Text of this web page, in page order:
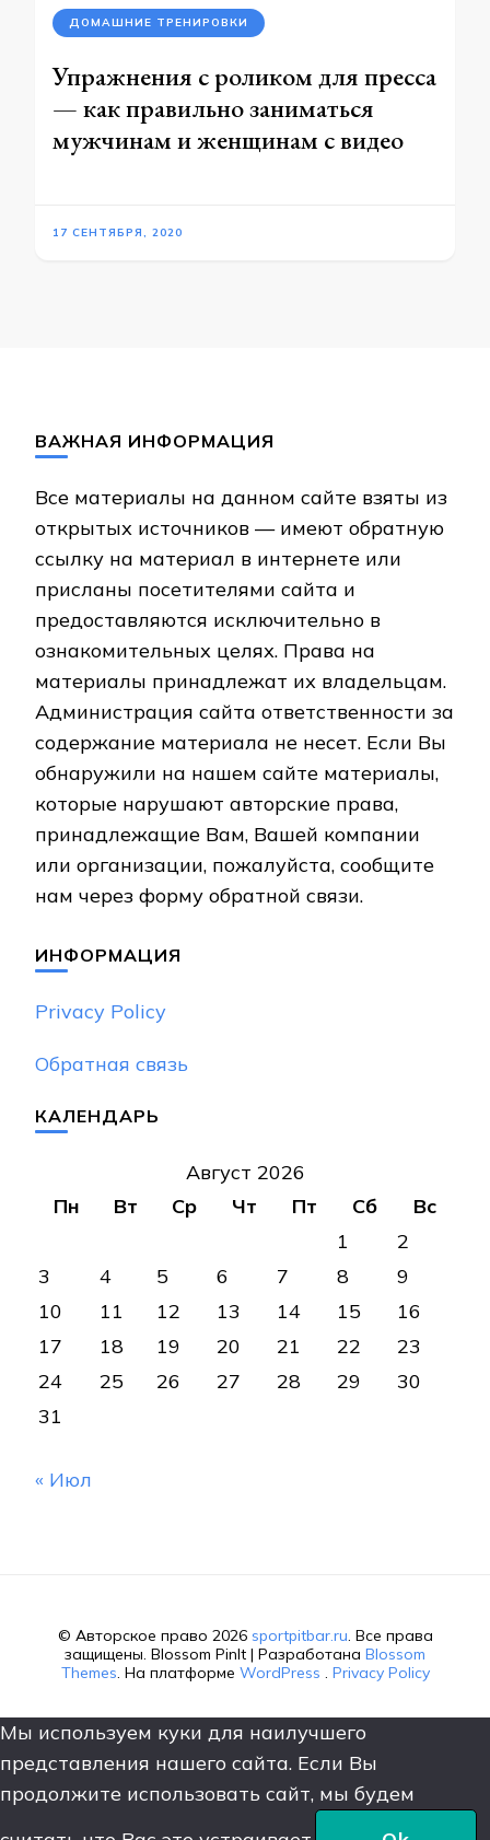
ДОМАШНИЕ ТРЕНИРОВКИ
Упражнения с роликом для пресса
— как правильно заниматься
мужчинам и женщинам с видео
17 СЕНТЯБРЯ, 2020
ВАЖНАЯ ИНФОРМАЦИЯ
Все материалы на данном сайте взяты из
открытых источников — имеют обратную
ссылку на материал в интернете или
присланы посетителями сайта и
предоставляются исключительно в
ознакомительных целях. Права на
материалы принадлежат их владельцам.
Администрация сайта ответственности за
содержание материала не несет. Если Вы
обнаружили на нашем сайте материалы,
которые нарушают авторские права,
принадлежащие Вам, Вашей компании
или организации, пожалуйста, сообщите
нам через форму обратной связи.
ИНФОРМАЦИЯ
Privacy Policy
Обратная связь
КАЛЕНДАРЬ
Август 2026
Пн
Вт Ср Чт Пт Сб
Вс
1
2
3
4 5 6 7 8
9
10
11 12 13 14 15
16
17
18 19 20 21 22
23
24
25 26 27 28 29
30
31
« Июл
© Авторское право 2026 sportpitbar.ru. Все права
защищены. Blossom PinIt | Разработана Blossom
Themes. На платформе WordPress . Privacy Policy
Мы используем куки для наилучшего
представления нашего сайта. Если Вы
продолжите использовать сайт, мы будем